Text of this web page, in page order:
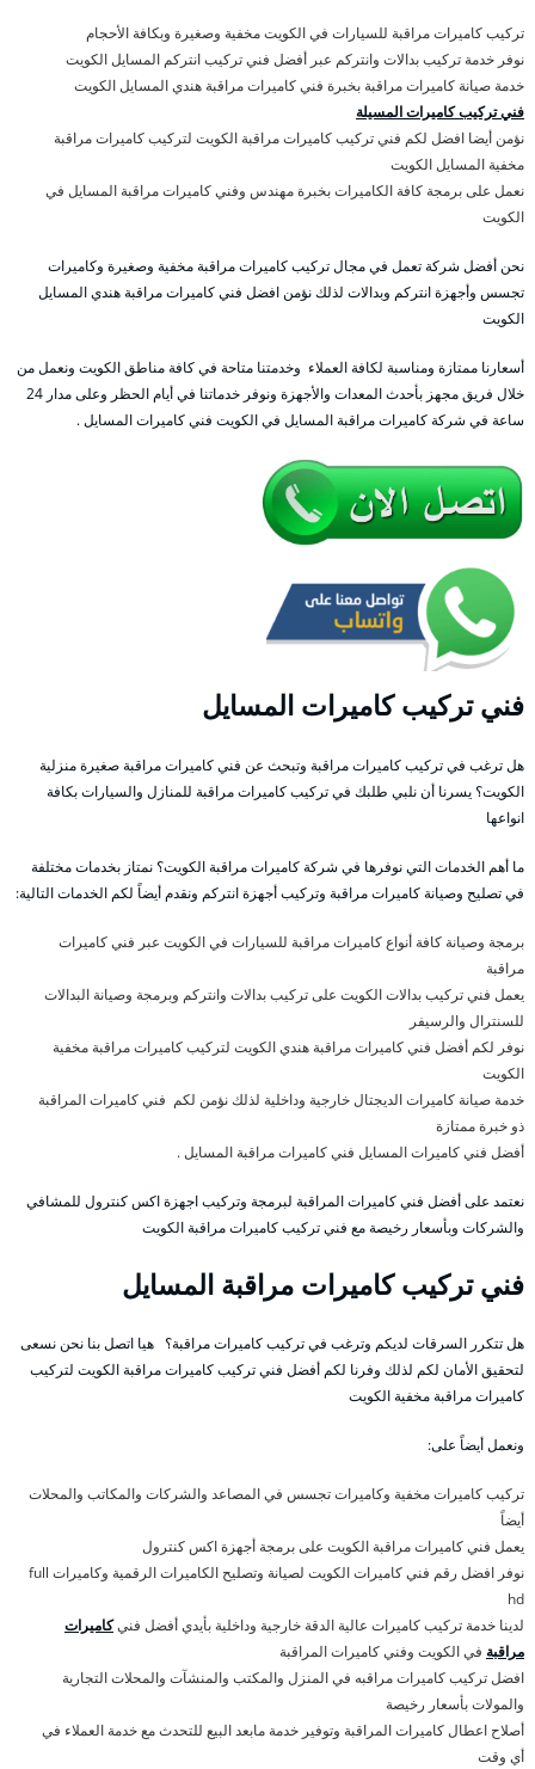
تركيب كاميرات مراقبة للسيارات في الكويت مخفية وصغيرة وبكافة الأحجام
نوفر خدمة تركيب بدالات وانتركم عبر أفضل فني تركيب انتركم المسايل الكويت
خدمة صيانة كاميرات مراقبة بخبرة فني كاميرات مراقبة هندي المسايل الكويت
فني تركيب كاميرات المسيلة
نؤمن أيضا افضل لكم فني تركيب كاميرات مراقبة الكويت لتركيب كاميرات مراقبة
مخفية المسايل الكويت
نعمل على برمجة كافة الكاميرات بخبرة مهندس وفني كاميرات مراقبة المسايل في
الكويت
نحن أفضل شركة تعمل في مجال تركيب كاميرات مراقبة مخفية وصغيرة وكاميرات
تجسس وأجهزة انتركم وبدالات لذلك نؤمن افضل فني كاميرات مراقبة هندي المسايل
الكويت
أسعارنا ممتازة ومناسبة لكافة العملاء وخدمتنا متاحة في كافة مناطق الكويت ونعمل من
خلال فريق مجهز بأحدث المعدات والأجهزة ونوفر خدماتنا في أيام الحظر وعلى مدار 24
ساعة في شركة كاميرات مراقبة المسايل في الكويت فني كاميرات المسايل .
فني تركيب كاميرات المسايل
هل ترغب في تركيب كاميرات مراقبة وتبحث عن فني كاميرات مراقبة صغيرة منزلية
الكويت؟ يسرنا أن نلبي طلبك في تركيب كاميرات مراقبة للمنازل والسيارات بكافة
انواعها
ما أهم الخدمات التي نوفرها في شركة كاميرات مراقبة الكويت؟ نمتاز بخدمات مختلفة
في تصليح وصيانة كاميرات مراقبة وتركيب أجهزة انتركم ونقدم أيضاً لكم الخدمات التالية:
برمجة وصيانة كافة أنواع كاميرات مراقبة للسيارات في الكويت عبر فني كاميرات
مراقبة
يعمل فني تركيب بدالات الكويت على تركيب بدالات وانتركم وبرمجة وصيانة البدالات
للسنترال والرسيفر
نوفر لكم أفضل فني كاميرات مراقبة هندي الكويت لتركيب كاميرات مراقبة مخفية
الكويت
خدمة صيانة كاميرات الديجتال خارجية وداخلية لذلك نؤمن لكم فني كاميرات المراقبة
ذو خبرة ممتازة
أفضل فني كاميرات المسايل فني كاميرات مراقبة المسايل .
نعتمد على أفضل فني كاميرات المراقبة لبرمجة وتركيب اجهزة اكس كنترول للمشافي
والشركات وبأسعار رخيصة مع فني تركيب كاميرات مراقبة الكويت
فني تركيب كاميرات مراقبة المسايل
هل تتكرر السرقات لديكم وترغب في تركيب كاميرات مراقبة؟ هيا اتصل بنا نحن نسعى
لتحقيق الأمان لكم لذلك وفرنا لكم أفضل فني تركيب كاميرات مراقبة الكويت لتركيب
كاميرات مراقبة مخفية الكويت
ونعمل أيضاً على:
تركيب كاميرات مخفية وكاميرات تجسس في المصاعد والشركات والمكاتب والمحلات
أيضاً
يعمل فني كاميرات مراقبة الكويت على برمجة أجهزة اكس كنترول
نوفر افضل رقم فني كاميرات الكويت لصيانة وتصليح الكاميرات الرقمية وكاميرات full
hd
لدينا خدمة تركيب كاميرات عالية الدقة خارجية وداخلية بأيدي أفضل فنيكاميرات
مراقبة في الكويت وفني كاميرات المراقبة
افضل تركيب كاميرات مراقبه في المنزل والمكتب والمنشآت والمحلات التجارية
والمولات بأسعار رخيصة
أصلاح اعطال كاميرات المراقبة وتوفير خدمة مابعد البيع للتحدث مع خدمة العملاء في
أي وقت